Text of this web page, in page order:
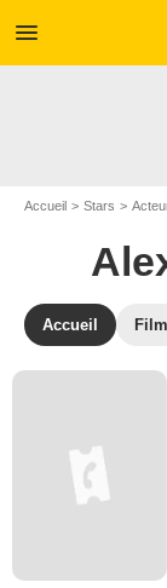
menu
Accueil Stars
Accueil